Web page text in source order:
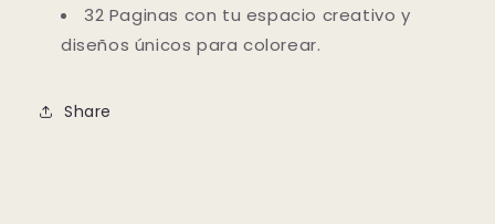
32 Paginas con tu espacio creativo y
diseños únicos para colorear.
Share